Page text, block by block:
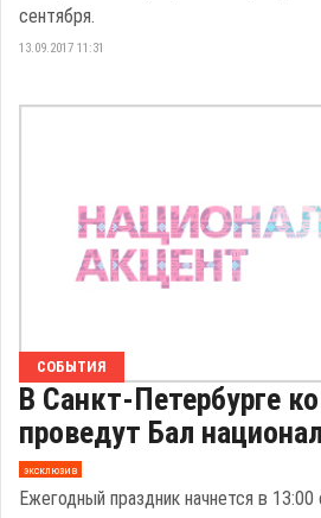
сентября.
13.09.2017 11:31
СОБЫТИЯ
В Санкт-Петербурге
проведут Бал
эксклюзив
Ежегодный праздник начнется в